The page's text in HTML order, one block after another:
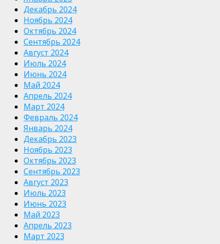
Декабрь 2024
Ноябрь 2024
Октябрь 2024
Сентябрь 2024
Август 2024
Июль 2024
Июнь 2024
Май 2024
Апрель 2024
Март 2024
Февраль 2024
Январь 2024
Декабрь 2023
Ноябрь 2023
Октябрь 2023
Сентябрь 2023
Август 2023
Июль 2023
Июнь 2023
Май 2023
Апрель 2023
Март 2023